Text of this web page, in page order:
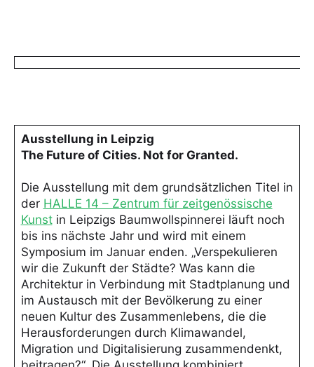
Ausstellung in Leipzig
The Future of Cities. Not for Granted.
Die Ausstellung mit dem grundsätzlichen Titel in
der HALLE 14 – Zentrum für zeitgenössische
Kunstin Leipzigs Baumwollspinnerei läuft noch
bis ins nächste Jahr und wird mit einem
Symposium im Januar enden. „Verspekulieren
wir die Zukunft der Städte? Was kann die
Architektur in Verbindung mit Stadtplanung und
im Austausch mit der Bevölkerung zu einer
neuen Kultur des Zusammenlebens, die die
Herausforderungen durch Klimawandel,
Migration und Digitalisierung zusammendenkt,